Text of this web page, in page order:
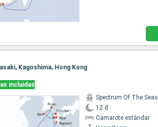
Kagoshima, Hong Kong
incluidas
Spectrum Of The Seas
12 d
Camarote estándar